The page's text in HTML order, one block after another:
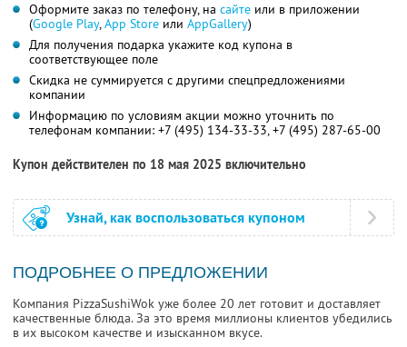
Оформите заказ по телефону, на сайте или в приложении
(Google Play,App Store или AppGallery)
Для получения подарка укажите код купона в
соответствующее поле
Скидка не суммируется с другими спецпредложениями
компании
Информацию по условиям акции можно уточнить по
телефонам компании: +7 (495) 134-33-33, +7 (495) 287-65-00
Купон действителен по 18 мая 2025 включительно
Узнай, как воспользоваться купоном
ПОДРОБНЕЕ О ПРЕДЛОЖЕНИИ
Компания PizzaSushiWok уже более 20 лет готовит и доставляет
качественные блюда. За это время миллионы клиентов убедились
в их высоком качестве и изысканном вкусе.